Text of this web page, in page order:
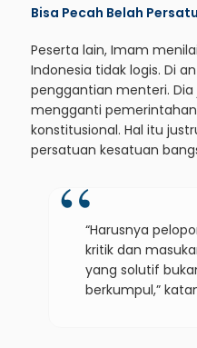
Bisa Pecah Belah
Peserta lain, Imam
Indonesia tidak logis. Di
penggantian menteri.
mengganti
konstitusional. Hal itu
persatuan kesatuan
“Harusnya
kritik dan
yang solutif
berkumpul,”